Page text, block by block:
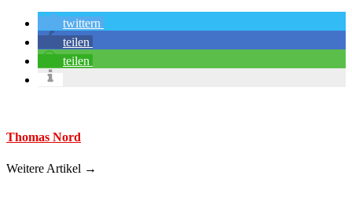
twittern
teilen
teilen
Thomas Nord
Weitere Artikel →